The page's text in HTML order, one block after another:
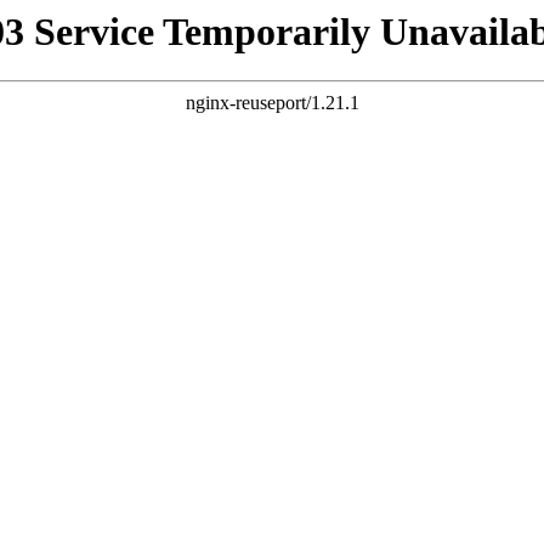
Service Temporarily
nginx-reuseport/1.21.1